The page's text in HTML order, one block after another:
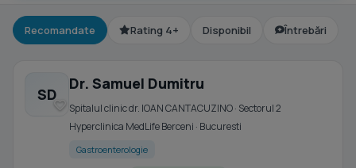
Recomandate Rating 4+ Disponibil Întrebări
SD
Dr. Samuel Dumitru
Spitalul clinic dr. IOAN CANTACUZINO · Sectorul 2
Hyperclinica MedLife Berceni · Bucuresti
Gastroenterologie